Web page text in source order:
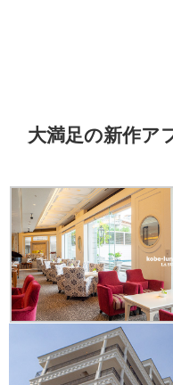
大満足の新作ア